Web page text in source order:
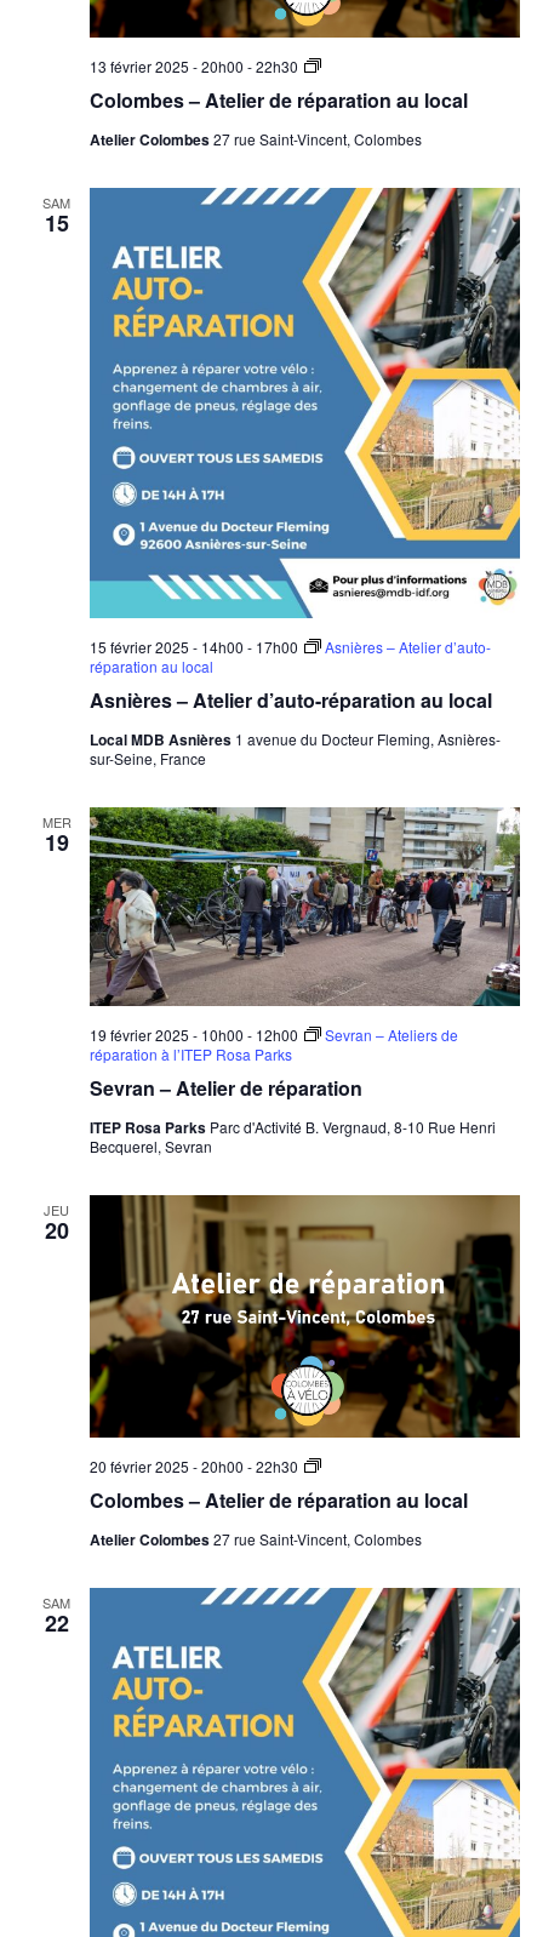
Colombes – Atelier de réparation au local
13 février 2025 - 20h00 -22h30
Colombes
Atelier
réparation
Atelier Colombes27 rue Saint-Vincent, Colombes
SAM
15
Asnières – Atelier d’auto-réparation au local
15 février 2025 - 14h00 - 17h00
Asnières – Atelier d’auto-
réparation au local
Local MDB Asnières 1 avenue du Docteur Fleming, Asnières-
sur-Seine, France
MER
19
Sevran – Atelier de réparation
19 février 2025 - 10h00 - 12h00
Sevran – Ateliers de
réparation à l’ITEP Rosa Parks
ITEP Rosa Parks Parc d'Activité B. Vergnaud, 8-10 Rue Henri
Becquerel, Sevran
JEU
20
Colombes – Atelier de réparation au local
20 février 2025 - 20h00 -22h30
Colombes
Atelier
réparation
Atelier Colombes27 rue Saint-Vincent, Colombes
SAM
22